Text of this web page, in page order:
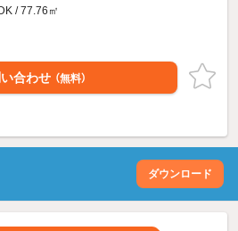
/ 77.76㎡
合わせ （無料）
ダウンロード